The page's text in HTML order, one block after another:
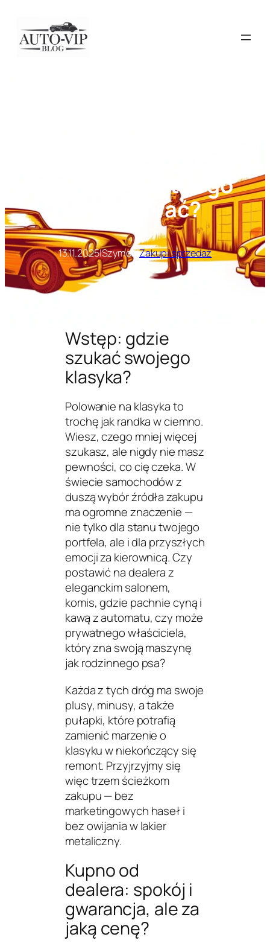
treści
czy od prywatnego
– co wybrać?
13.11.2025|Szymon|Zakup i sprzedaż
Wstęp: gdzie
szukać swojego
klasyka?
Polowanie na klasyka to
trochę jak randka w ciemno.
Wiesz, czego mniej więcej
szukasz, ale nigdy nie masz
pewności, co cię czeka. W
świecie samochodów z
duszą wybór źródła zakupu
ma ogromne znaczenie —
nie tylko dla stanu twojego
portfela, ale i dla przyszłych
emocji za kierownicą. Czy
postawić na dealera z
eleganckim salonem,
komis, gdzie pachnie cyną i
kawą z automatu, czy może
prywatnego właściciela,
który zna swoją maszynę
jak rodzinnego psa?
Każda z tych dróg ma swoje
plusy, minusy, a także
pułapki, które potrafią
zamienić marzenie o
klasyku w niekończący się
remont. Przyjrzyjmy się
więc trzem ścieżkom
zakupu — bez
marketingowych haseł i
bez owijania w lakier
metaliczny.
Kupno od
dealera: spokój i
gwarancja, ale za
jaką cenę?